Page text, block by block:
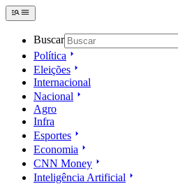
Buscar
Política
Eleições
Internacional
Nacional
Agro
Infra
Esportes
Economia
CNN Money
Inteligência Artificial